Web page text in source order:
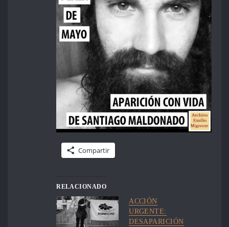
Compartir
RELACIONADO
ACCIÓN
URGENTE:
DESAPARICIÓN